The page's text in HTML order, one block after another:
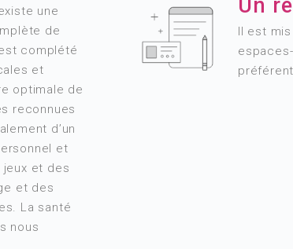
une
de
complété
et
optimale de
reconnues
d’un
et
jeux et des
et des
La santé
nous
Un
Il est